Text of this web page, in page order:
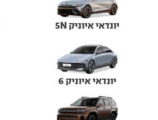
יונדאי איוניק 5N
יונדאי איוניק 6